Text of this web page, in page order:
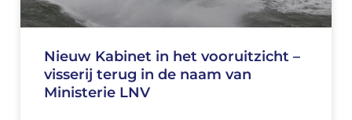
Nieuw Kabinet in het vooruitzicht –
visserij terug in de naam van
Ministerie LNV